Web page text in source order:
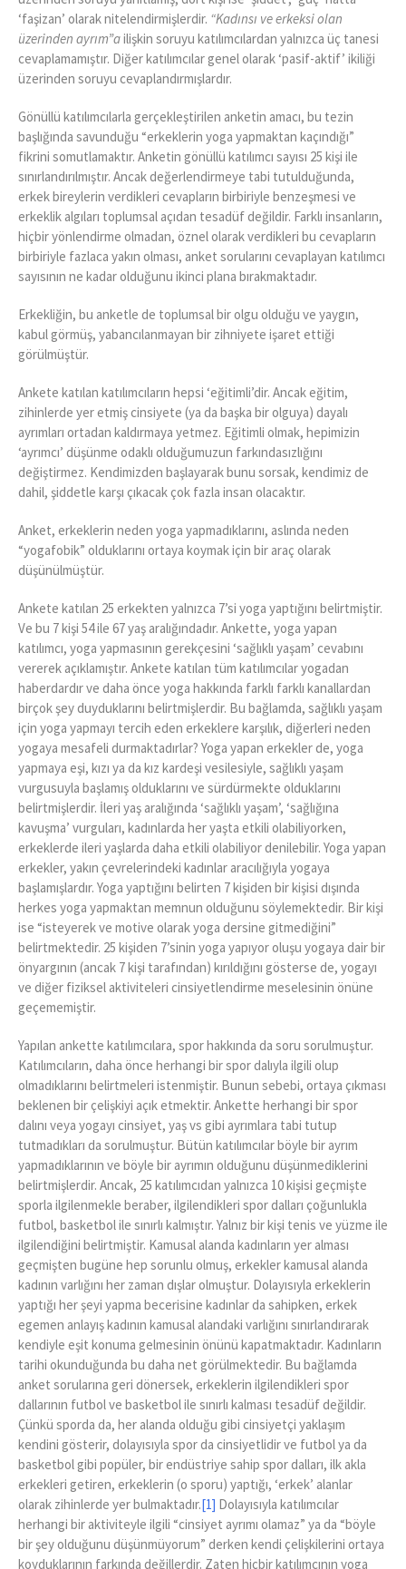
‘faşizan’ olarak nitelendirmişlerdir. “Kadınsı ve erkeksi olan
üzerinden ayrım”ailişkin soruyu katılımcılardan yalnızca üç tanesi
cevaplamamıştır. Diğer katılımcılar genel olarak ‘pasif-aktif’ ikiliği
üzerinden soruyu cevaplandırmışlardır.
Gönüllü katılımcılarla gerçekleştirilen anketin amacı, bu tezin
başlığında savunduğu “erkeklerin yoga yapmaktan kaçındığı”
fikrini somutlamaktır. Anketin gönüllü katılımcı sayısı 25 kişi ile
sınırlandırılmıştır. Ancak değerlendirmeye tabi tutulduğunda,
erkek bireylerin verdikleri cevapların birbiriyle benzeşmesi ve
erkeklik algıları toplumsal açıdan tesadüf değildir. Farklı insanların,
hiçbir yönlendirme olmadan, öznel olarak verdikleri bu cevapların
birbiriyle fazlaca yakın olması, anket sorularını cevaplayan katılımcı
sayısının ne kadar olduğunu ikinci plana bırakmaktadır.
Erkekliğin, bu anketle de toplumsal bir olgu olduğu ve yaygın,
kabul görmüş, yabancılanmayan bir zihniyete işaret ettiği
görülmüştür.
Ankete katılan katılımcıların hepsi ‘eğitimli’dir. Ancak eğitim,
zihinlerde yer etmiş cinsiyete (ya da başka bir olguya) dayalı
ayrımları ortadan kaldırmaya yetmez. Eğitimli olmak, hepimizin
‘ayrımcı’ düşünme odaklı olduğumuzun farkındasızlığını
değiştirmez. Kendimizden başlayarak bunu sorsak, kendimiz de
dahil, şiddetle karşı çıkacak çok fazla insan olacaktır.
Anket, erkeklerin neden yoga yapmadıklarını, aslında neden
“yogafobik” olduklarını ortaya koymak için bir araç olarak
düşünülmüştür.
Ankete katılan 25 erkekten yalnızca 7’si yoga yaptığını belirtmiştir.
Ve bu 7 kişi 54 ile 67 yaş aralığındadır. Ankette, yoga yapan
katılımcı, yoga yapmasının gerekçesini ‘sağlıklı yaşam’ cevabını
vererek açıklamıştır. Ankete katılan tüm katılımcılar yogadan
haberdardır ve daha önce yoga hakkında farklı farklı kanallardan
birçok şey duyduklarını belirtmişlerdir. Bu bağlamda, sağlıklı yaşam
için yoga yapmayı tercih eden erkeklere karşılık, diğerleri neden
yogaya mesafeli durmaktadırlar? Yoga yapan erkekler de, yoga
yapmaya eşi, kızı ya da kız kardeşi vesilesiyle, sağlıklı yaşam
vurgusuyla başlamış olduklarını ve sürdürmekte olduklarını
belirtmişlerdir. İleri yaş aralığında ‘sağlıklı yaşam’, ‘sağlığına
kavuşma’ vurguları, kadınlarda her yaşta etkili olabiliyorken,
erkeklerde ileri yaşlarda daha etkili olabiliyor denilebilir. Yoga yapan
erkekler, yakın çevrelerindeki kadınlar aracılığıyla yogaya
başlamışlardır. Yoga yaptığını belirten 7 kişiden bir kişisi dışında
herkes yoga yapmaktan memnun olduğunu söylemektedir. Bir kişi
ise “isteyerek ve motive olarak yoga dersine gitmediğini”
belirtmektedir. 25 kişiden 7’sinin yoga yapıyor oluşu yogaya dair bir
önyargının (ancak 7 kişi tarafından) kırıldığını gösterse de, yogayı
ve diğer fiziksel aktiviteleri cinsiyetlendirme meselesinin önüne
geçememiştir.
Yapılan ankette katılımcılara, spor hakkında da soru sorulmuştur.
Katılımcıların, daha önce herhangi bir spor dalıyla ilgili olup
olmadıklarını belirtmeleri istenmiştir. Bunun sebebi, ortaya çıkması
beklenen bir çelişkiyi açık etmektir. Ankette herhangi bir spor
dalını veya yogayı cinsiyet, yaş vs gibi ayrımlara tabi tutup
tutmadıkları da sorulmuştur. Bütün katılımcılar böyle bir ayrım
yapmadıklarının ve böyle bir ayrımın olduğunu düşünmediklerini
belirtmişlerdir. Ancak, 25 katılımcıdan yalnızca 10 kişisi geçmişte
sporla ilgilenmekle beraber, ilgilendikleri spor dalları çoğunlukla
futbol, basketbol ile sınırlı kalmıştır. Yalnız bir kişi tenis ve yüzme ile
ilgilendiğini belirtmiştir. Kamusal alanda kadınların yer alması
geçmişten bugüne hep sorunlu olmuş, erkekler kamusal alanda
kadının varlığını her zaman dışlar olmuştur. Dolayısıyla erkeklerin
yaptığı her şeyi yapma becerisine kadınlar da sahipken, erkek
egemen anlayış kadının kamusal alandaki varlığını sınırlandırarak
kendiyle eşit konuma gelmesinin önünü kapatmaktadır. Kadınların
tarihi okunduğunda bu daha net görülmektedir. Bu bağlamda
anket sorularına geri dönersek, erkeklerin ilgilendikleri spor
dallarının futbol ve basketbol ile sınırlı kalması tesadüf değildir.
Çünkü sporda da, her alanda olduğu gibi cinsiyetçi yaklaşım
kendini gösterir, dolayısıyla spor da cinsiyetlidir ve futbol ya da
basketbol gibi popüler, bir endüstriye sahip spor dalları, ilk akla
erkekleri getiren, erkeklerin (o sporu) yaptığı, ‘erkek’ alanlar
olarak zihinlerde yer bulmaktadır.[1] Dolayısıyla katılımcılar
herhangi bir aktiviteyle ilgili “cinsiyet ayrımı olamaz” ya da “böyle
bir şey olduğunu düşünmüyorum” derken kendi çelişkilerini ortaya
koyduklarının farkında değillerdir. Zaten hiçbir katılımcının yoga